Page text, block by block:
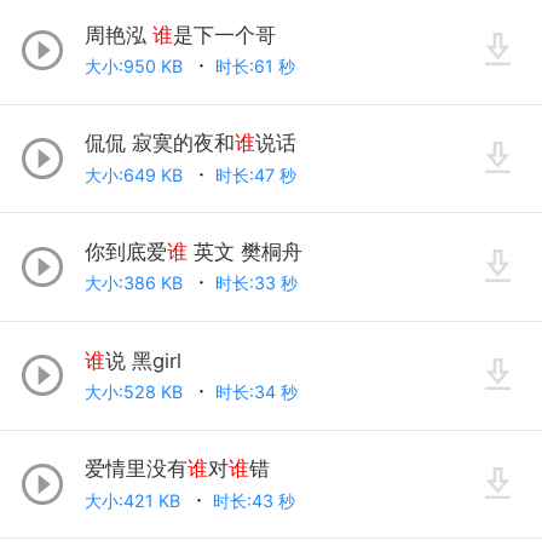
周艳泓 谁是下一个哥
大小:950 KB 时长:61 秒
侃侃 寂寞的夜和谁说话
大小:649 KB 时长:47 秒
你到底爱谁英文 樊桐舟
大小:386 KB 时长:33 秒
谁说 黑girl
大小:528 KB 时长:34 秒
爱情里没有谁对谁错
大小:421 KB 时长:43 秒